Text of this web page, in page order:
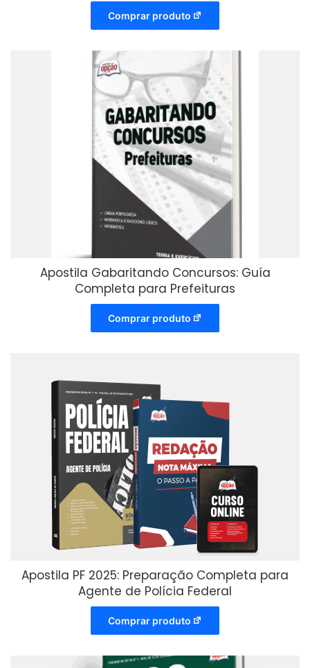
Comprar produto
Apostila Gabaritando Concursos: Guía
Completa para Prefeituras
Comprar produto
Apostila PF 2025: Preparação Completa para
Agente de Polícia Federal
Comprar produto